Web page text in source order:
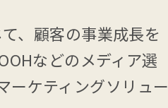
、顧客の事業成長を
などのメディア選
ーケティングソリュー